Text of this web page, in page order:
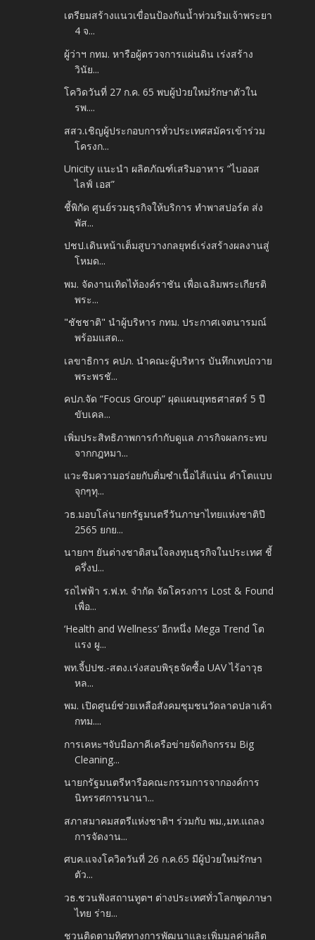
เตรียมสร้างแนวเขื่อนป้องกันน้ำท่วมริมเจ้าพระยา
4 จ...
ผู้ว่าฯ กทม. หารือผู้ตรวจการแผ่นดิน เร่งสร้าง
วินัย...
โควิดวันที่ 27 ก.ค. 65 พบผู้ป่วยใหม่รักษาตัวใน
รพ....
สสว.เชิญผู้ประกอบการทั่วประเทศสมัครเข้าร่วม
โครงก...
Unicity แนะนำ ผลิตภัณฑ์เสริมอาหาร “ไบออส
ไลฟ์ เอส”
ชี้พิกัด ศูนย์รวมธุรกิจให้บริการ ทำพาสปอร์ต ส่ง
พัส...
ปชป.เดินหน้าเต็มสูบวางกลยุทธ์เร่งสร้างผลงานสู่
โหมด...
พม. จัดงานเทิดไท้องค์ราชัน เพื่อเฉลิมพระเกียรติ
พระ...
"ชัชชาติ" นำผู้บริหาร กทม. ประกาศเจตนารมณ์
พร้อมแสด...
เลขาธิการ คปภ. นำคณะผู้บริหาร บันทึกเทปถวาย
พระพรชั...
คปภ.จัด “Focus Group” ผุดแผนยุทธศาสตร์ 5 ปี
ขับเคล...
เพิ่มประสิทธิภาพการกำกับดูแล ภารกิจผลกระทบ
จากกฎหมา...
แวะชิมความอร่อยกับติ่มซำเนื้อไส้แน่น คำโตแบบ
จุกๆทุ...
วธ.มอบโล่นายกรัฐมนตรีวันภาษาไทยแห่งชาติปี
2565 ยกย...
นายกฯ ยันต่างชาติสนใจลงทุนธุรกิจในประเทศ ชี้
ครึ่งป...
รถไฟฟ้า ร.ฟ.ท. จำกัด จัดโครงการ Lost & Found
เพื่อ...
‘Health and Wellness’ อีกหนึ่ง Mega Trend โต
แรง ผู...
พท.จี้ปปช.-สตง.เร่งสอบพิรุธจัดซื้อ UAV ไร้อาวุธ
หล...
พม. เปิดศูนย์ช่วยเหลือสังคมชุมชนวัดลาดปลาเค้า
กทม....
การเคหะฯจับมือภาคีเครือข่ายจัดกิจกรรม Big
Cleaning...
นายกรัฐมนตรีหารือคณะกรรมการจากองค์การ
นิทรรศการนานา...
สภาสมาคมสตรีแห่งชาติฯ ร่วมกับ พม.,มท.แถลง
การจัดงาน...
ศบค.แจงโควิดวันที่ 26 ก.ค.65 มีผู้ป่วยใหม่รักษา
ตัว...
วธ.ชวนฟังสถานทูตฯ ต่างประเทศทั่วโลกพูดภาษา
ไทย ร่าย...
ชวนติดตามทิศทางการพัฒนาและเพิ่มมูลค่าผลิต